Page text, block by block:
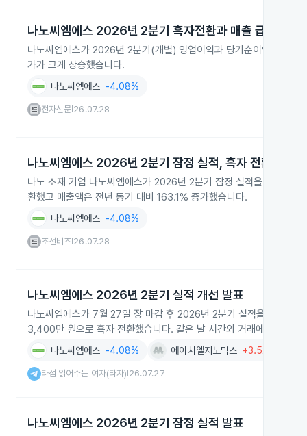
나노씨엠에스 2026년 2분기 흑자전환과 매출 급증
나노씨엠에스가 2026년 2분기(개별) 영업이익과 당기순이익이 적자
가가 크게 상승했습니다.
나노씨엠에스 -4.08%
전자신문 26.07.28
나노씨엠에스 2026년 2분기 잠정 실적, 흑자 전환
나노 소재 기업 나노씨엠에스가 2026년 2분기 잠정 실적을 발표했으
환했고 매출액은 전년 동기 대비 163.1% 증가했습니다.
나노씨엠에스 -4.08%
조선비즈 26.07.28
나노씨엠에스 2026년 2분기 실적 개선 발표
나노씨엠에스가 7월 27일 장 마감 후 2026년 2분기 실적을 발표해
3,400만 원으로 흑자 전환했습니다. 같은 날 시간외 거래에서 주가
나노씨엠에스 -4.08% 에이치엘지노믹스 +3.52%
타점 읽어주는 여자(타자) 26.07.27
나노씨엠에스 2026년 2분기 잠정 실적 발표